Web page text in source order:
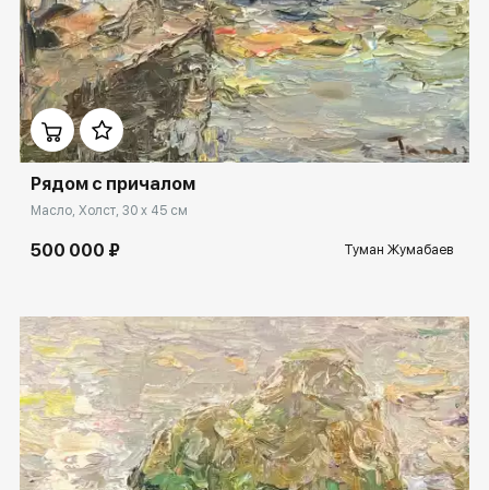
Домен: rakovgallery.ru
Рядом с причалом
Масло, Холст, 30 x 45 см
500 000 ₽ Туман Жумабаев